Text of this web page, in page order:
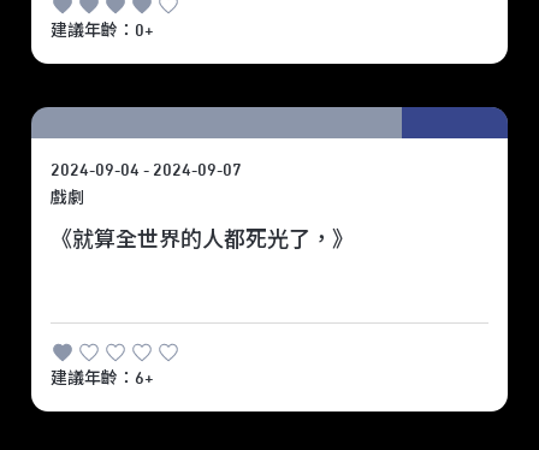
建議年齡：0+
2024-09-04 - 2024-09-07
戲劇
《就算全世界的人都死光了，》
建議年齡：6+